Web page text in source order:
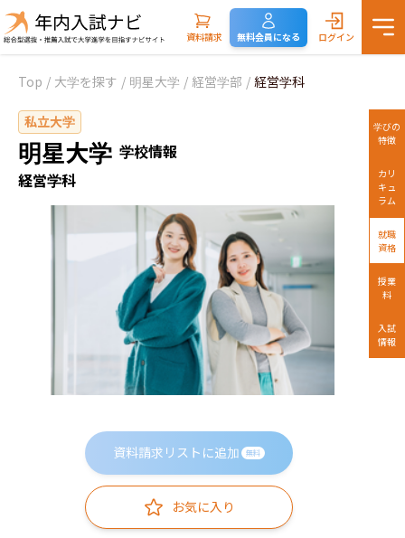
資料請求 無料会員になる ログイン
Top / 大学を探す / 明星大学 / 経営学部 / 経営学科
私立大学
明星大学 学校情報
経営学科
資料請求リストに追加 無料
お気に入り
学びの
特徴
カリ
キュ
ラム
就職
資格
授業
料
入試
情報